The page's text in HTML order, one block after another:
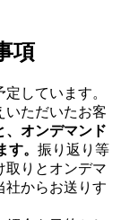
項
定しています。
いただいたお客
、オンデマンド
。 振り返り等
取りとオンデマ
社からお送りす